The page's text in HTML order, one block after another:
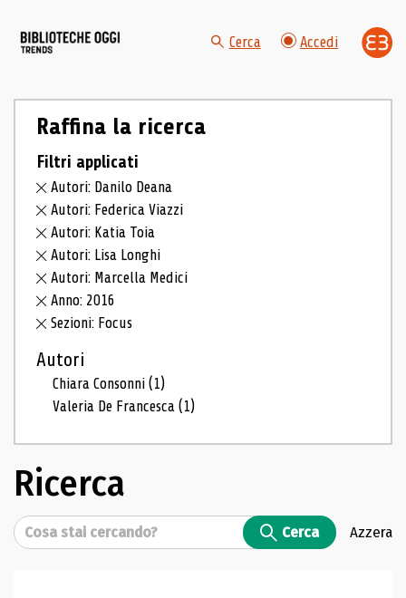
Cerca Accedi
Raffina la ricerca
Filtri applicati
Autori: Danilo Deana
Autori: Federica Viazzi
Autori: Katia Toia
Autori: Lisa Longhi
Autori: Marcella Medici
Anno: 2016
Sezioni: Focus
Autori
Chiara Consonni(1)
Valeria De Francesca(1)
Ricerca
Cerca Cerca Azzera